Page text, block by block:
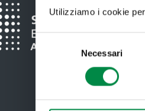
Utilizziamo i cookie
Selezione
Necessari